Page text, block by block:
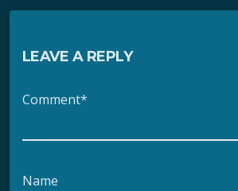
LEAVE A REPLY
Comment*
Name